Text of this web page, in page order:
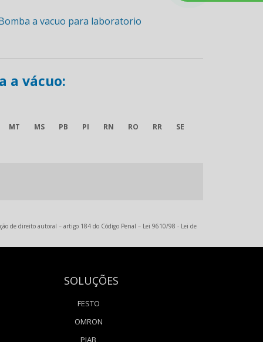
a vácuo:
MT MS PB PI RN RO RR SE
de direito autoral – artigo 184 do Código Penal – Lei 9610/98 - Lei de
SOLUÇÕES
FESTO
OMRON
PIAB